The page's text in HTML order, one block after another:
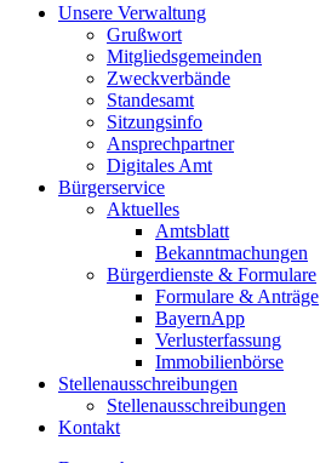
Unsere Verwaltung
Grußwort
Mitgliedsgemeinden
Zweckverbände
Standesamt
Sitzungsinfo
Ansprechpartner
Digitales Amt
Bürgerservice
Aktuelles
Amtsblatt
Bekanntmachungen
Bürgerdienste & Formulare
Formulare & Anträge
BayernApp
Verlusterfassung
Immobilienbörse
Stellenausschreibungen
Stellenausschreibungen
Kontakt